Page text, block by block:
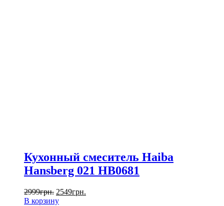
Кухонный смеситель Haiba
Hansberg 021 HB0681
2999грн. 2549грн.
В корзину